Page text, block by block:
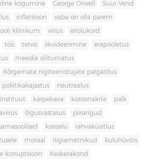
kogumine George Orwell Suur Vend
inflatsioon vaba on olla parem
kliinikum viirus eriolukord
töö tervis likvideerimine erapooletus
meedia sõltumatus
Kõrgemate riigiteenistujate palgatõus
poliitikakajastus neutraalus
kärpekava koroonakriis palk
õigusvastasus piirangud
kooselu rahvaküsitlus
moraal riigiametnikud kuluhüvitis
korruptsioon Keskerakond